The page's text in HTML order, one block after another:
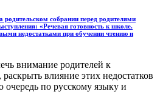
родительском собрании перед родителями
«Речевая готовность к школе.
недостатками при обучении чтению и
внимание родителей к
влияние этих недостатков
очередь по русскому языку и